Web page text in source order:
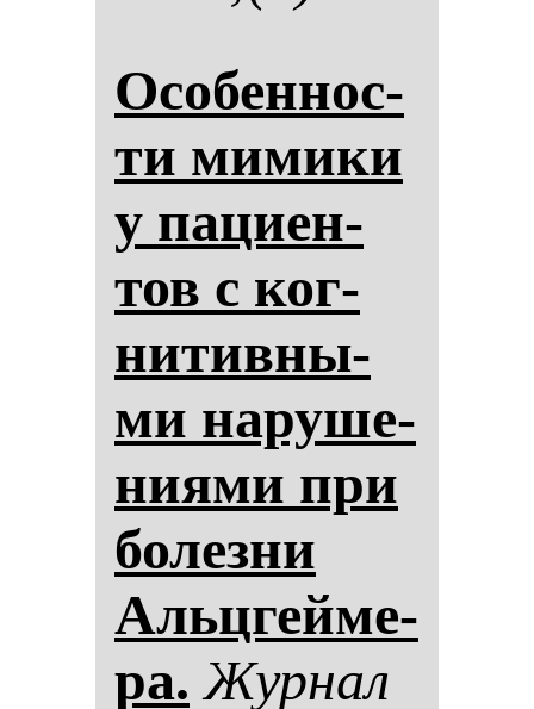
Осо­бен­нос­
ти ми­ми­ки
у па­ци­ен­
тов с ког­
ни­тив­ны­
ми на­ру­ше­
ни­ями при
бо­лез­ни
Альцгей­ме­
ра. Жур­нал